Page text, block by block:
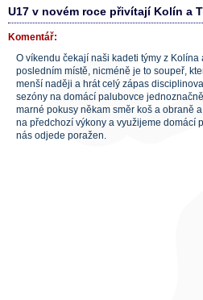
U17 v novém roce přivítají Kolín a
Komentář:
O víkendu čekají naši kadeti týmy z
posledním místě, nicméně je to soupeř,
menší naději a hrát celý zápas
sezóny na domácí palubovce
marné pokusy někam směr koš a obraně
na předchozí výkony a využijeme domácí
nás odjede poražen.